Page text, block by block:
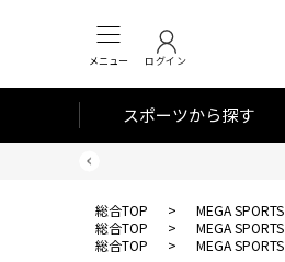
メニュー ログイン
スポーツから探す
総合TOP > MEGA SPORTS
総合TOP
> MEGA SPORTS
総合TOP
> MEGA SPORTS